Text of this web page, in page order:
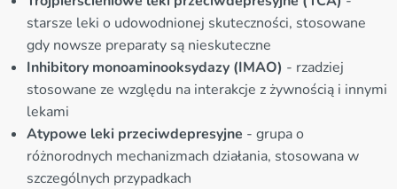
starsze leki o udowodnionej skuteczności, stosowane
gdy nowsze preparaty są nieskuteczne
Inhibitory monoaminooksydazy (IMAO) - rzadziej
stosowane ze względu na interakcje z żywnością i innymi
lekami
Atypowe leki przeciwdepresyjne - grupa o
różnorodnych mechanizmach działania, stosowana w
szczególnych przypadkach